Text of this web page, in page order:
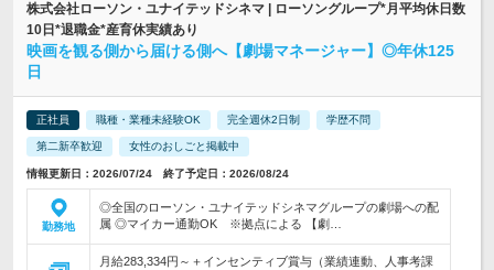
株式会社ローソン・ユナイテッドシネマ | ローソングループ*月平均休日数
10日*退職金*産育休実績あり
映画を観る側から届ける側へ【劇場マネージャー】◎年休125
日
正社員 職種・業種未経験OK 完全週休2日制 学歴不問
第二新卒歓迎 女性のおしごと掲載中
情報更新日：2026/07/24 終了予定日：2026/08/24
勤務地
◎全国のローソン・ユナイテッドシネマグループの劇場への配
属 ◎マイカー通勤OK ※拠点による 【劇…
月給283,334円～＋インセンティブ賞与（業績連動、人事考課